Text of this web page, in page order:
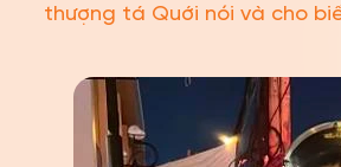
thượng tá Quới nói và cho